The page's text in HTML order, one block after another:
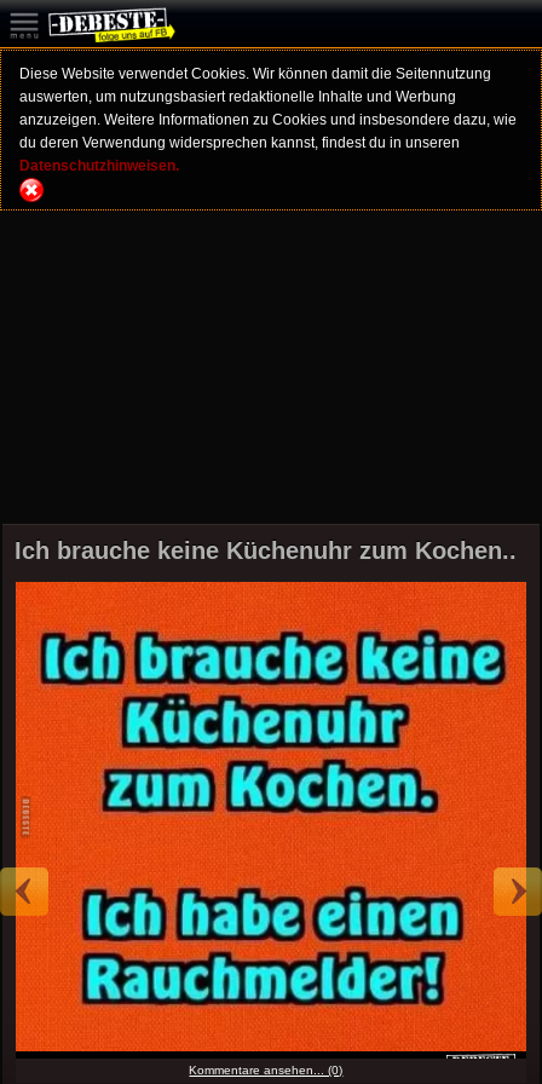
Diese Website verwendet Cookies. Wir können damit die Seitennutzung
auswerten, um nutzungsbasiert redaktionelle Inhalte und Werbung
anzuzeigen. Weitere Informationen zu Cookies und insbesondere dazu, wie
du deren Verwendung widersprechen kannst, findest du in unseren
Datenschutzhinweisen.
Ich brauche keine Küchenuhr zum Kochen..
Kommentare ansehen... (0)